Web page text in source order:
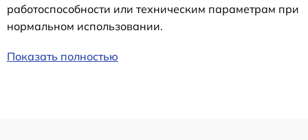
работоспособности или техническим параметрам при
нормальном использовании.
Показать полностью